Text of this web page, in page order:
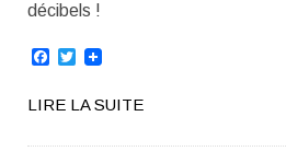
décibels !
Facebook
Twitter
LIRE LA SUITE